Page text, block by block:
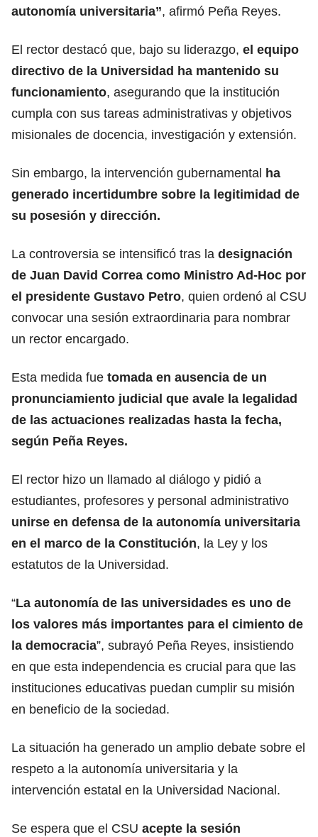
autonomía universitaria”, afirmó Peña Reyes.
El rector destacó que, bajo su liderazgo, el equipo
directivo de la Universidad ha mantenido su
funcionamiento, asegurando que la institución
cumpla con sus tareas administrativas y objetivos
misionales de docencia, investigación y extensión.
Sin embargo, la intervención gubernamental ha
generado incertidumbre sobre la legitimidad de
su posesión y dirección.
La controversia se intensificó tras la designación
de Juan David Correa como Ministro Ad-Hoc por
el presidente Gustavo Petro, quien ordenó al CSU
convocar una sesión extraordinaria para nombrar
un rector encargado.
Esta medida fue tomada en ausencia de un
pronunciamiento judicial que avale la legalidad
de las actuaciones realizadas hasta la fecha,
según Peña Reyes.
El rector hizo un llamado al diálogo y pidió a
estudiantes, profesores y personal administrativo
unirse en defensa de la autonomía universitaria
en el marco de la Constitución, la Ley y los
estatutos de la Universidad.
“La autonomía de las universidades es uno de
los valores más importantes para el cimiento de
la democracia”, subrayó Peña Reyes, insistiendo
en que esta independencia es crucial para que las
instituciones educativas puedan cumplir su misión
en beneficio de la sociedad.
La situación ha generado un amplio debate sobre el
respeto a la autonomía universitaria y la
intervención estatal en la Universidad Nacional.
Se espera que el CSU acepte la sesión